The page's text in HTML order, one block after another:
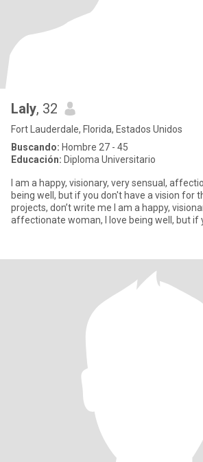
Laly, 32
Fort Lauderdale, Florida, Estados Unidos
Buscando: Hombre 27 - 45
Educación: Diploma Universitario
I am a happy, visionary, very sensual,
being well, but if you don't have a vision for
projects, don’t write me I am a happy, visionary, very sensual,
affectionate woman, I love being well, but if